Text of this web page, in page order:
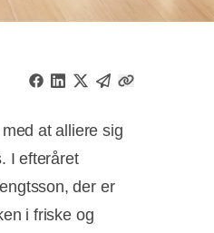
at alliere sig
I efteråret
der er
i friske og